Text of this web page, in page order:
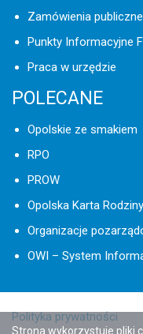
Zamówienia publiczne
Punkty Informacyjne
Praca w urzędzie
POLECANE
Opolskie ze smakiem
RPO
PROW
Opolska Karta
Organizacje
OWI – System
Polityka prywatności
Strona wykorzystuje pliki